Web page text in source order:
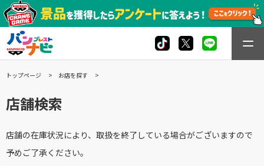
トップページ お店を探す
店舗検索
店舗の在庫状況により、取扱を終了している場合がございますので
予めご了承ください。